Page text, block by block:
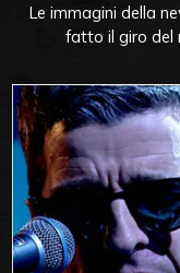
Le immagini della
fatto il giro del